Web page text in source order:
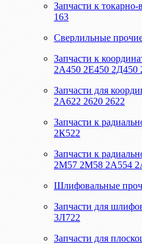
Запчасти к
163
Сверлильные
Запчасти к
2А450 2Е450 2Д450
Запчасти для
2А622 2620 2622
Запчасти к
2К522
Запчасти к
2М57 2М58 2А554
Шлифовальные
Запчасти для
3Л722
Запчасти для